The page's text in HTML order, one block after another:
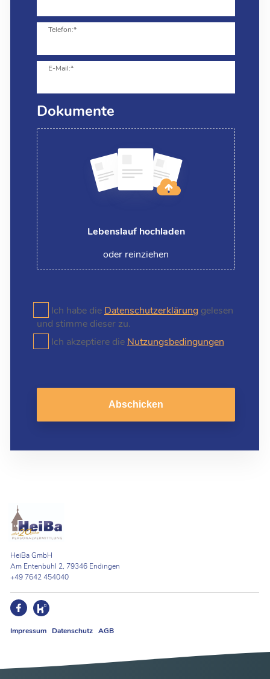
Telefon:*
E-Mail:*
Dokumente
Lebenslauf hochladen
oder reinziehen
Ich habe die Datenschutzerklärung gelesen
und stimme dieser zu.
Ich akzeptiere die Nutzungsbedingungen
Abschicken
HeiBa GmbH
Am Entenbühl 2, 79346 Endingen
+49 7642 454040
Impressum Datenschutz AGB